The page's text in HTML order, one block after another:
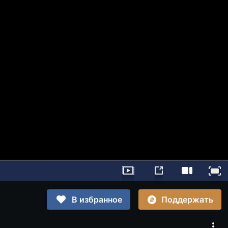
В избранное Поддержать